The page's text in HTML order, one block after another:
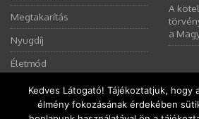
Megtakarítás
Nyugdíj
Életmód
A
a
Kedves Látogató! Tájékoztatjuk, hogy
élmény fokozásának érdekében
Ez a weboldal sütiket használ. Az Uniós